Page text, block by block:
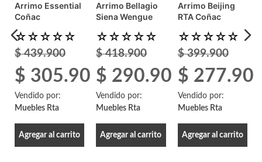
Arrimo Essential
Coñac
☆☆☆☆☆
$ 305.900
$ 439.900
Vendido por:
Muebles Rta
Agregar al carrito
Arrimo Bellagio
Siena Wengue
☆☆☆☆☆
$ 290.900
$ 418.900
Vendido por:
Muebles Rta
Agregar al carrito
Arrimo Beijing
RTA Coñac
☆☆☆☆☆
$ 277.
$ 399.900
Vendido por:
Muebles Rta
Agregar al carrito